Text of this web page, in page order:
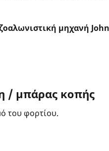
μηχανή
/ μπάρας κοπής
του φορτίου.